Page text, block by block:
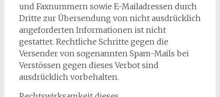
und Faxnummern sowie E-Mailadressen durch
Dritte zur Übersendung von nicht ausdrücklich
angeforderten Informationen ist nicht
gestattet. Rechtliche Schritte gegen die
Versender von sogenannten Spam-Mails bei
Verstössen gegen dieses Verbot sind
ausdrücklich vorbehalten.